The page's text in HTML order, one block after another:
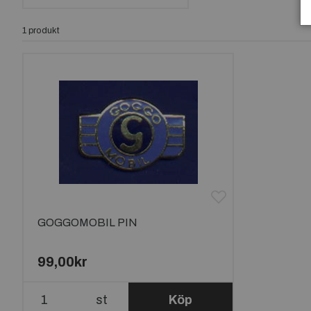
1 produkt
GOGGOMOBIL PIN
99,00kr
st Köp